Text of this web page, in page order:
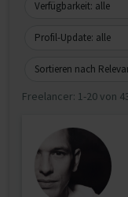
Verfügbarkeit: alle
Profil-Update: alle
Sortieren nach
Freelancer: 1-20 von